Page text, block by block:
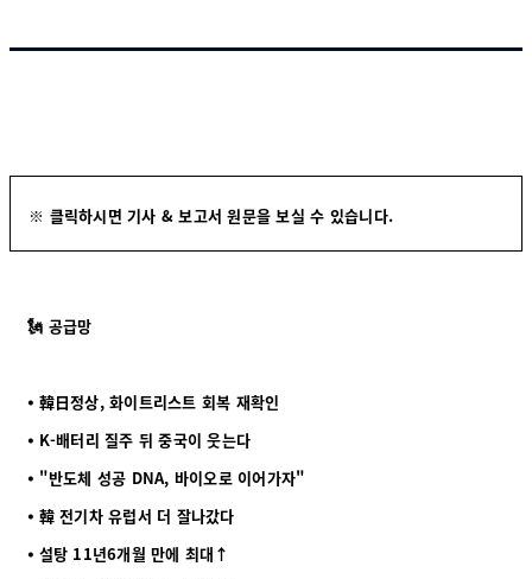
※ 클릭하시면 기사 & 보고서 원문을 보실 수 있습니다.
🗽 공급망
⦁ 韓日정상, 화이트리스트 회복 재확인
⦁ K-배터리 질주 뒤 중국이 웃는다
⦁ "반도체 성공 DNA, 바이오로 이어가자"
⦁ 韓 전기차 유럽서 더 잘나갔다
⦁ 설탕 11년6개월 만에 최대↑